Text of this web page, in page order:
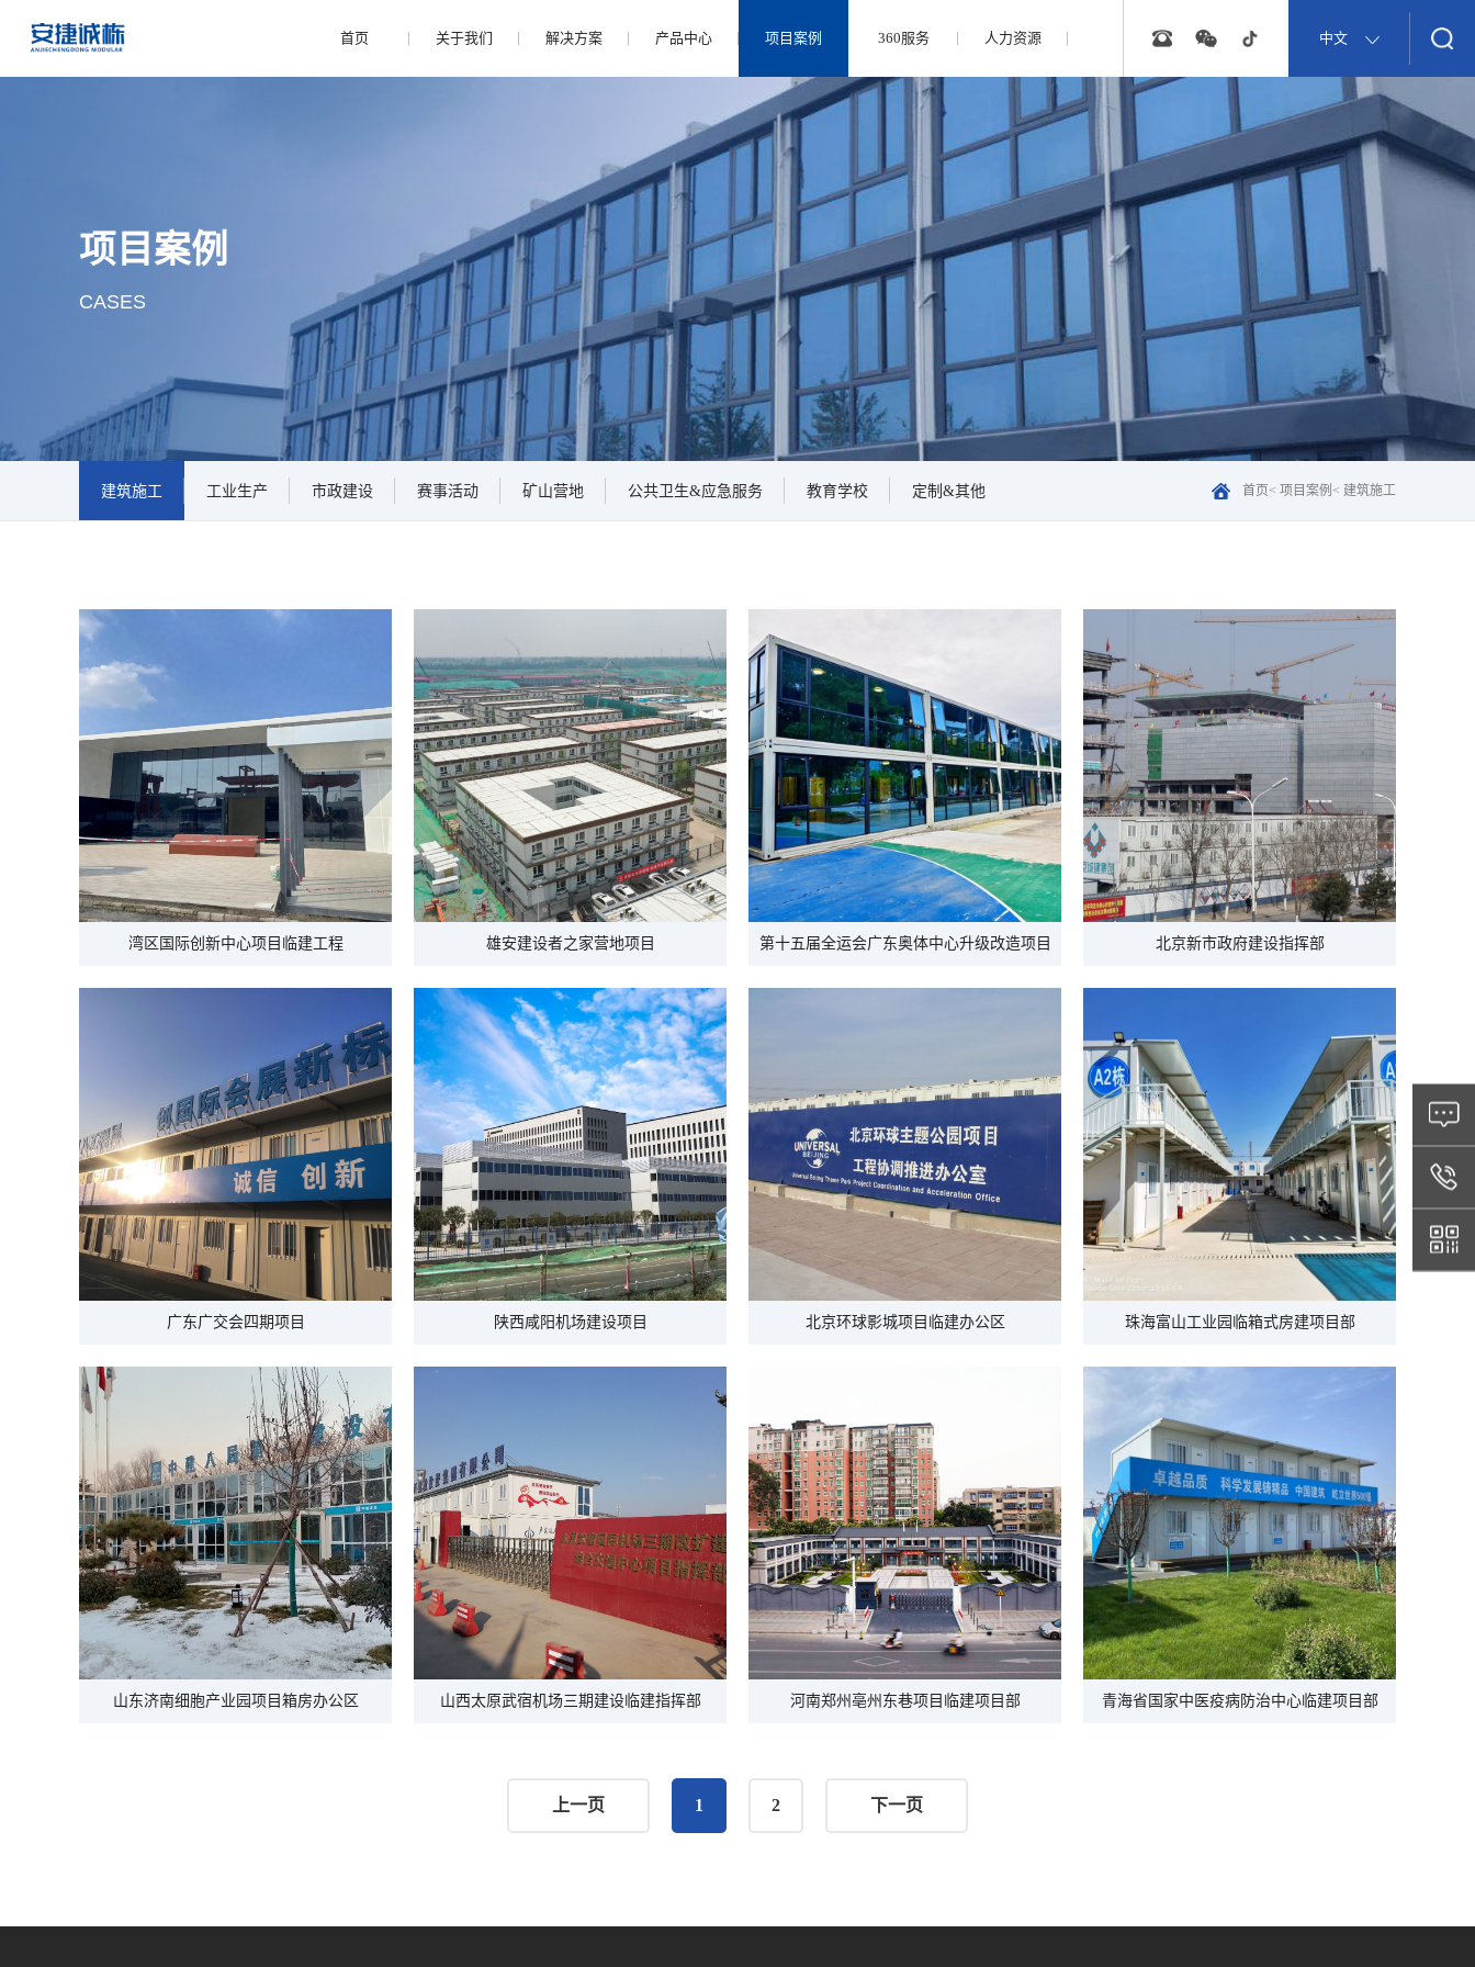
首页 关于我们 解决方案 产品中心 项目案例 360服务 人力资源 中文
项目案例
CASES
建筑施工 工业生产 市政建设 赛事活动 矿山营地 公共卫生&应急服务 教育学校 定制&其他 首页< 项目案例 < 建筑施工
湾区国际创新中心项目临建工程 雄安建设者之家营地项目 第十五届全运会广东奥体中心升级改造项目 北京新市政府建设指挥部
广东广交会四期项目 陕西咸阳机场建设项目 北京环球影城项目临建办公区 珠海富山工业园临箱式房建项目部
山东济南细胞产业园项目箱房办公区 山西太原武宿机场三期建设临建指挥部 河南郑州亳州东巷项目临建项目部 青海省国家中医疫病防治中心临建项目部
上一页 1 2 下一页